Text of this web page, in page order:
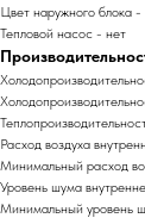
Цвет наружного блока
Тепловой насос - нет
Расход воздуха
Минимальный расход
Уровень шума
Минимальный уровень